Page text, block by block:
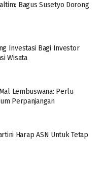
Bagus Susetyo Dorong
Investasi Bagi Investor
Wisata
Lembuswana: Perlu
Perpanjangan
Harap ASN Untuk Tetap